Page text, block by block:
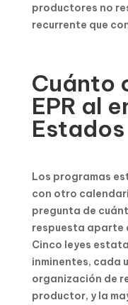
productores no
recurrente que
Cuánto
EPR al
Los programas
con otro
pregunta de
respuesta aparte
Cinco leyes
inminentes, cada
organización de
productor, y la